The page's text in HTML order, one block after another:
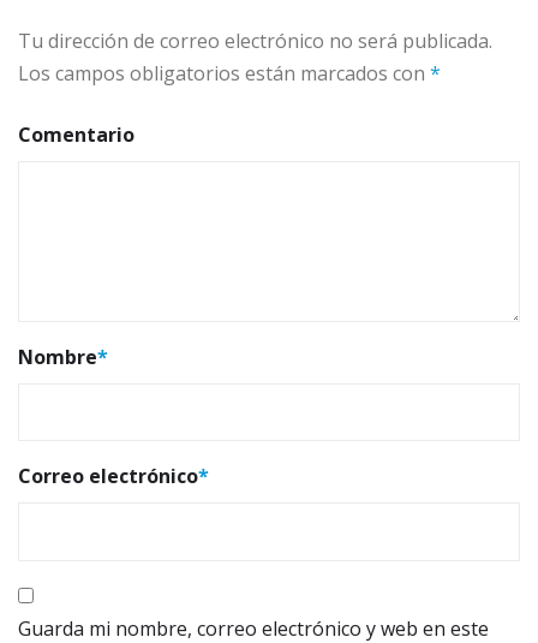
Tu dirección de correo electrónico no será publicada.
Los campos obligatorios están marcados con *
Comentario
Nombre*
Correo electrónico*
Guarda mi nombre, correo electrónico y web en este